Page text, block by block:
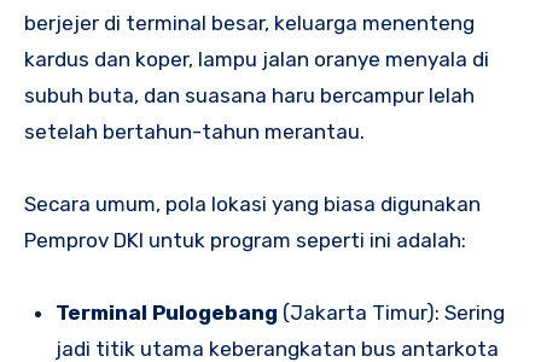
berjejer di terminal besar, keluarga menenteng
kardus dan koper, lampu jalan oranye menyala di
subuh buta, dan suasana haru bercampur lelah
setelah bertahun-tahun merantau.
Secara umum, pola lokasi yang biasa digunakan
Pemprov DKI untuk program seperti ini adalah:
Terminal Pulogebang (Jakarta Timur): Sering
jadi titik utama keberangkatan bus antarkota